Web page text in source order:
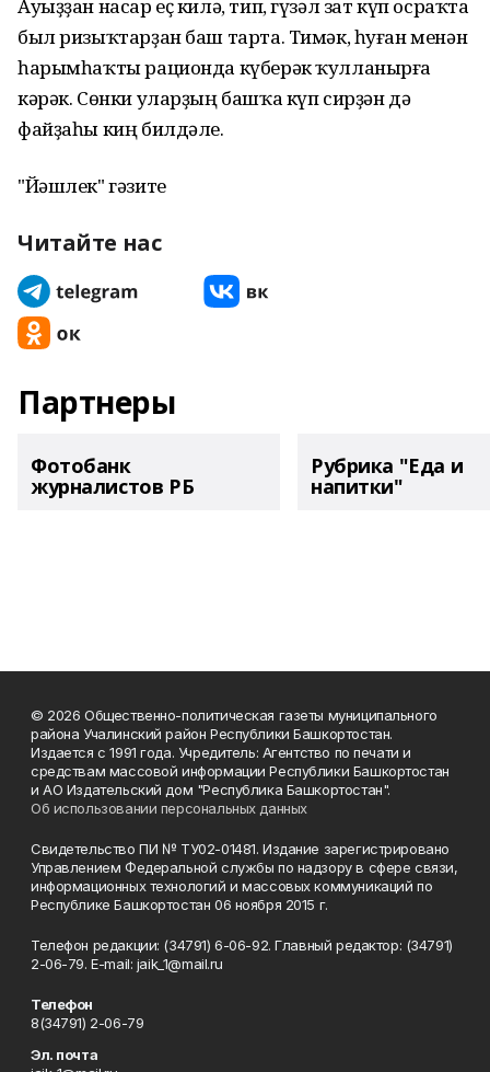
Ауыҙҙан насар еҫ килә, тип, гүзәл зат күп осраҡта
был ризыҡтарҙан баш тарта. Тимәк, һуған менән
һарымһаҡты рационда күберәк ҡулланырға
кәрәк. Сөнки уларҙың башҡа күп сирҙән дә
файҙаһы киң билдәле.
"Йәшлек" гәзите
Читайте нас
Партнеры
Фотобанк
журналистов РБ
Рубрика "Еда и
напитки"
© 2026 Общественно-политическая газеты муниципального
района Учалинский район Республики Башкортостан.
Издается с 1991 года. Учредитель: Агентство по печати и
средствам массовой информации Республики Башкортостан
и АО Издательский дом "Республика Башкортостан".
Об использовании персональных данных
Свидетельство ПИ № ТУ02-01481. Издание зарегистрировано
Управлением Федеральной службы по надзору в сфере связи,
информационных технологий и массовых коммуникаций по
Республике Башкортостан 06 ноября 2015 г.
Телефон редакции: (34791) 6-06-92. Главный редактор: (34791)
2-06-79. Е-mаil: jaik_1@mail.ru
Телефон
8(34791) 2-06-79
Эл. почта